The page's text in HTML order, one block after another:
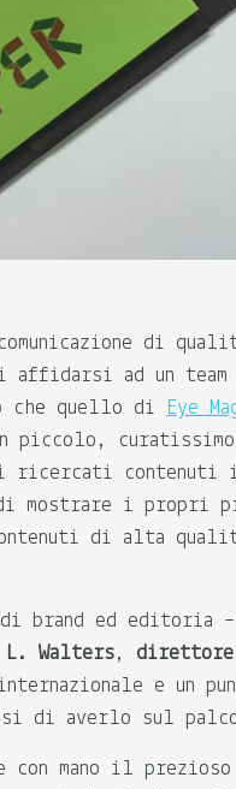
di
ad un team
che quello di Eye
piccolo, curatissimo
ricercati contenuti
di mostrare i propri
di alta
brand ed editoria
L. Walters, direttore
e un
di averlo sul
con mano il prezioso